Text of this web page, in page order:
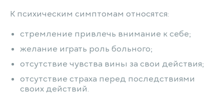
К психическим симптомам относятся:
стремление привлечь внимание к себе;
желание играть роль больного;
отсутствие чувства вины за свои действия;
отсутствие страха перед последствиями
своих действий.